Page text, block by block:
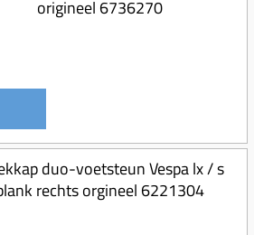
origineel 6736270
duo-voetsteun Vespa lx / s
rechts orgineel 6221304